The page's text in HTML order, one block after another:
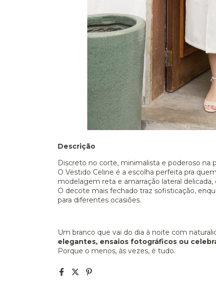
Descrição
Discreto no corte, minimalista e poderoso na
O Vestido Celine é a escolha perfeita pra
modelagem reta e amarração lateral
O decote mais fechado traz sofisticação,
para diferentes ocasiões.
Um branco que vai do dia à noite com
elegantes, ensaios fotográficos ou
Porque o menos, às vezes, é tudo.